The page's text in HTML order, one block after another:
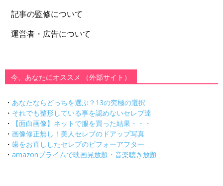
記事の監修について
運営者・広告について
今、あなたにオススメ （外部サイト）
・ あなたならどっちを選ぶ？13の究極の選択
・ それでも整形している事を認めないセレブ達
・
【面白画像】ネットで服を買った結果・・・
・ 画像修正無し！美人セレブのドアップ写真
・ 歯をお直ししたセレブのビフォーアフター
・ amazonプライムで映画見放題・音楽聴き放題